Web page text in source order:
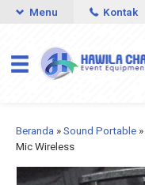
Menu Kontak
Beranda »Sound Portable »
Mic Wireless